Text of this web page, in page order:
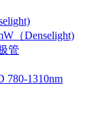
（Denselight)
管
780-1310nm